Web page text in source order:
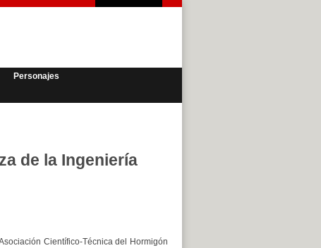
Personajes
de la Ingeniería
Científico-Técnica del Hormigón